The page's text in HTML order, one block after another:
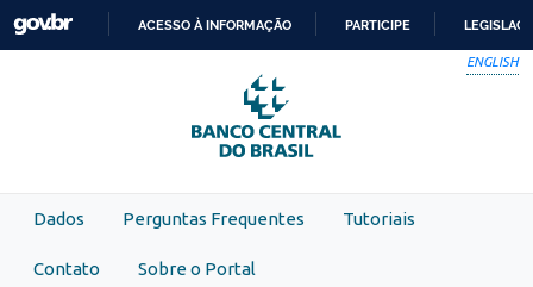
Skip to main content
PARA
O
CONTEÚDO
ACESSO À INFORMAÇÃO PARTICIPE
ENGLISH
Dados Perguntas Frequentes Tutoriais
Contato Sobre o Portal